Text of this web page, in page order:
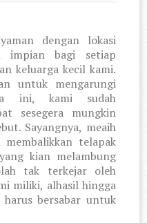
dengan lokasi
impian bagi setiap
keluarga kecil kami.
untuk mengarungi
ini, kami sudah
sesegera mungkin
Sayangnya, meaih
telapak
kian melambung
tak terkejar oleh
miliki, alhasil hingga
bersabar untuk